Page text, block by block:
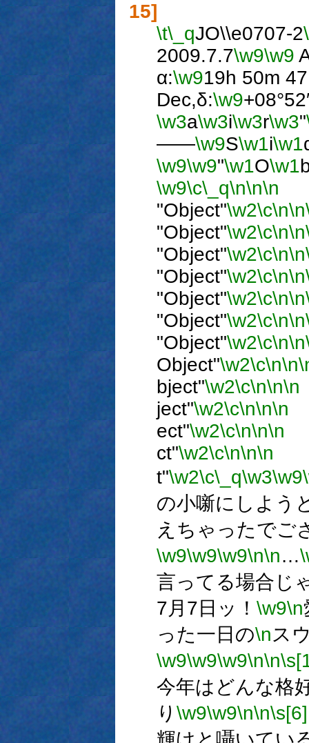
15]
\t\_qJO\\e0707-2
2009.7.7\w9\w9
α:\w919h 50m
Dec,δ:\w9
\w3a\w3i\w3r\w3"
――\w9S\w1i\w1
\w9\w9"\w1O\w1
\w9\c\_q\n\n\n
"Object"\w2\c\n\n
"Object"\w2\c\n\n
"Object"\w2\c\n\n
"Object"\w2\c\n\n
"Object"\w2\c\n\n
"Object"\w2\c\n\n
"Object"\w2\c\n\n
Object"\w2\c\n\n
bject"\w2\c\n\n\n
ject"\w2\c\n\n\n
ect"\w2\c\n\n\n
ct"\w2\c\n\n\n
t"\w2\c\_q\w3\w9
の小噺にしよう
えちゃったでご
\w9\w9\w9\n\n…
言ってる場合じ
7月7日ッ！ \w9\n
った一日の\nス
\w9\w9\w9\n\n
今年はどんな格
り \w9\w9\n\n\s[6]